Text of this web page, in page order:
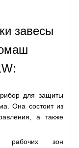
завесы
для защиты
Она состоит из
а также
рабочих зон